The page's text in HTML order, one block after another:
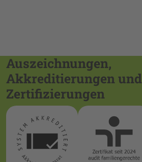
Auszeichnungen,
Akkreditierungen und
Zertifizierungen